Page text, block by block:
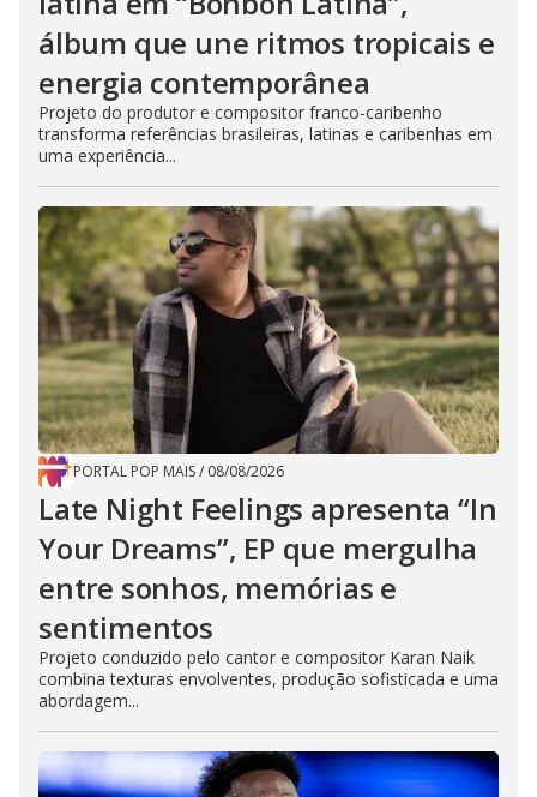
álbum que une ritmos tropicais e
energia contemporânea
Projeto do produtor e compositor franco-caribenho
transforma referências brasileiras, latinas e caribenhas em
uma experiência...
PORTAL POP MAIS/ 08/08/2026
Late Night Feelings apresenta “In
Your Dreams”, EP que mergulha
entre sonhos, memórias e
sentimentos
Projeto conduzido pelo cantor e compositor Karan Naik
combina texturas envolventes, produção sofisticada e uma
abordagem...